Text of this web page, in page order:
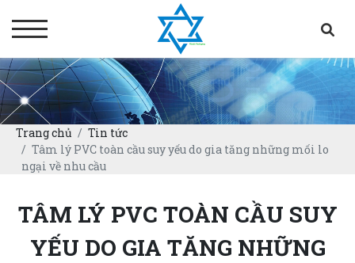
Trang chủ
Tin tức
Tâm lý PVC toàn cầu suy yếu do gia tăng những mối lo
ngại về nhu cầu
TÂM LÝ PVC TOÀN CẦU SUY
YẾU DO GIA TĂNG NHỮNG